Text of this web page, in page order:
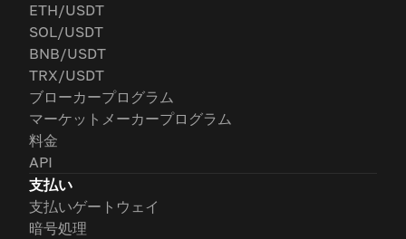
ETH/USDT
SOL/USDT
BNB/USDT
TRX/USDT
ブローカープログラム
マーケットメーカープログラム
料金
API
支払い
支払いゲートウェイ
暗号処理